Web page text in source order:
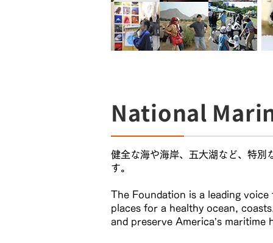
National
健全な海や海岸、五大湖など、特
す。
The Foundation is a leading
places for a healthy ocean,
and preserve America’s maritime